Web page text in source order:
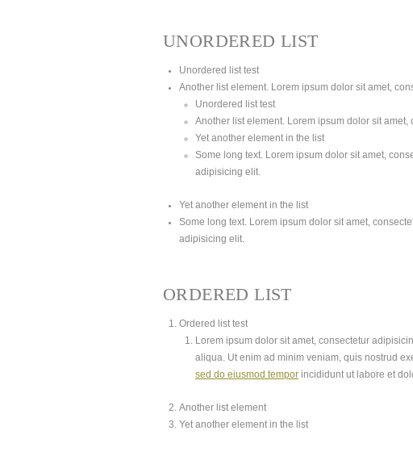
UNORDERED LIST
Unordered list test
Another list element. Lorem ipsum dolor sit amet,
Unordered list test
Another list element. Lorem ipsum dolor sit amet,
Yet another element in the list
Some long text. Lorem ipsum dolor sit amet,
adipisicing elit.
Yet another element in the list
Some long text. Lorem ipsum dolor sit amet,
adipisicing elit.
ORDERED LIST
Ordered list test
Lorem ipsum dolor sit amet, consectetur
aliqua. Ut enim ad minim veniam, quis nostrud
sed do eiusmod tempor incididunt ut labore et
Another list element
Yet another element in the list